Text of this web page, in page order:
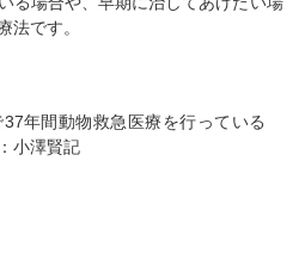
法です。
年間動物救急医療を行っている
小澤賢記